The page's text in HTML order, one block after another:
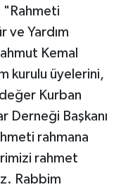
"Rahmeti
ve Yardım
Kemal
kurulu üyelerini,
Kurban
Derneği Başkanı
rahmana
rahmet
Rabbim